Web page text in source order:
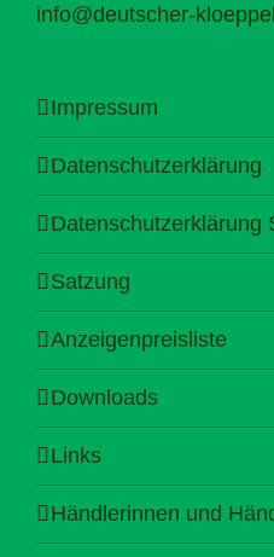
info@deutscher-
Impressum
Datenschutzerklärung
Datenschutzerklärung
Satzung
Anzeigenpreisliste
Downloads
Links
Händlerinnen und